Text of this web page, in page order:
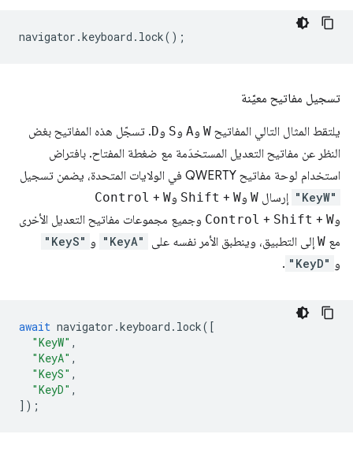
navigator .keyboard . lock();
تسجيل مفاتيح معيّنة
يلتقط المثال التالي المفاتيح W وA وS وD. تسجّل هذه المفاتيح بغض
النظر عن مفاتيح التعديل المستخدَمة مع ضغطة المفتاح. بافتراض
استخدام لوحة مفاتيح QWERTY في الولايات المتحدة، يضمن تسجيل
"KeyW" إرسال W و Shift + W و Control + W
و Control + Shift + W
وجميع مجموعات مفاتيح التعديل الأخرى
مع W إلى التطبيق، وينطبق الأمر نفسه على "KeyA" و "KeyS"
و "KeyD"
.
await navigator .keyboard . lock([
"KeyW" ,
"KeyA" ,
"KeyS" ,
"KeyD" ,
]);